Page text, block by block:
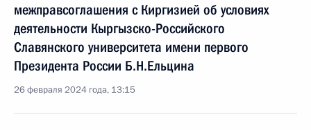
межправсоглашения с Киргизией об условиях
деятельности Кыргызско-Российского
Славянского университета имени первого
Президента России Б.Н.Ельцина
26 февраля 2024 года, 13:15